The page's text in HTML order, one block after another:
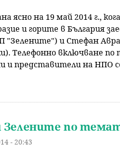
ясно на 19 май 2014 г.,
и горите в България
"Зелените") и Стефан
Телефонно включване
и представители на НПО
Зелените по
- 20:43